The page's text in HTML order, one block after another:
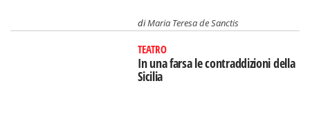
diMaria Teresa de Sanctis
TEATRO
In una farsa le contraddizioni della
Sicilia